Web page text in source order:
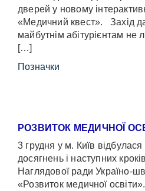
дверей у новому
«Медичний квест». Захід
майбутнім абітурієнтам не
[…]
Позначки
РОЗВИТОК МЕДИЧНОЇ
3 грудня у м. Київ
досягнень і наступних
Наглядової ради Україно-
«Розвиток медичної